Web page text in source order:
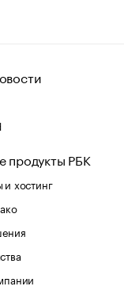
продукты РБК
хостинг